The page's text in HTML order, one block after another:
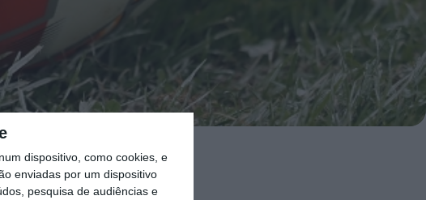
dispositivo, como cookies, e
enviadas por um dispositivo
pesquisa de audiências e